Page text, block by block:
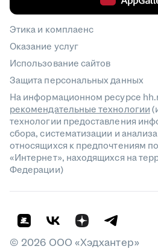
Этика и комплаенс
Оказание услуг
Использование сайтов
Защита персональных данных
На информационном ресурсе
рекомендательные технологии
технологии предоставления
сбора, систематизации и
относящихся к предпочтениям
«Интернет», находящихся на
Федерации)
© 2026 ООО «Хэдхантер»